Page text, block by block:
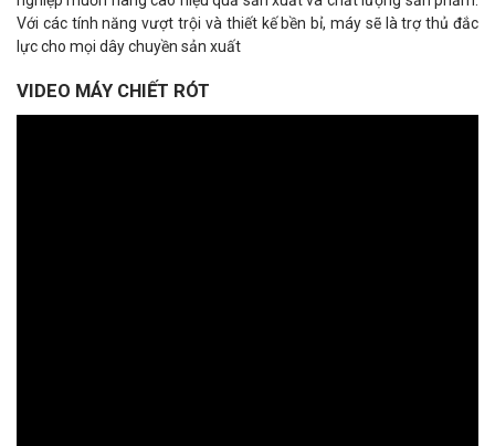
Với các tính năng vượt trội và thiết kế bền bỉ, máy sẽ là trợ thủ đắc
lực cho mọi dây chuyền sản xuất
VIDEO MÁY CHIẾT RÓT